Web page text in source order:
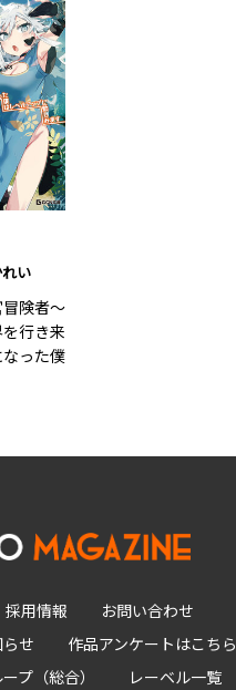
い
険者～
行き来
った僕
採用情報
お問い合わせ
せ
作品アンケートはこちら
プ（総合）
レーベル一覧